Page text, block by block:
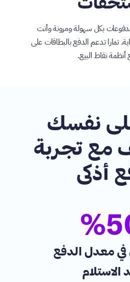
بكل سهولة ومرونة وأنت
تدعم الدفع بالبطاقات على
نقاط البيع.
نفسك
مع تجربة
أذكى
%
معدل الدفع